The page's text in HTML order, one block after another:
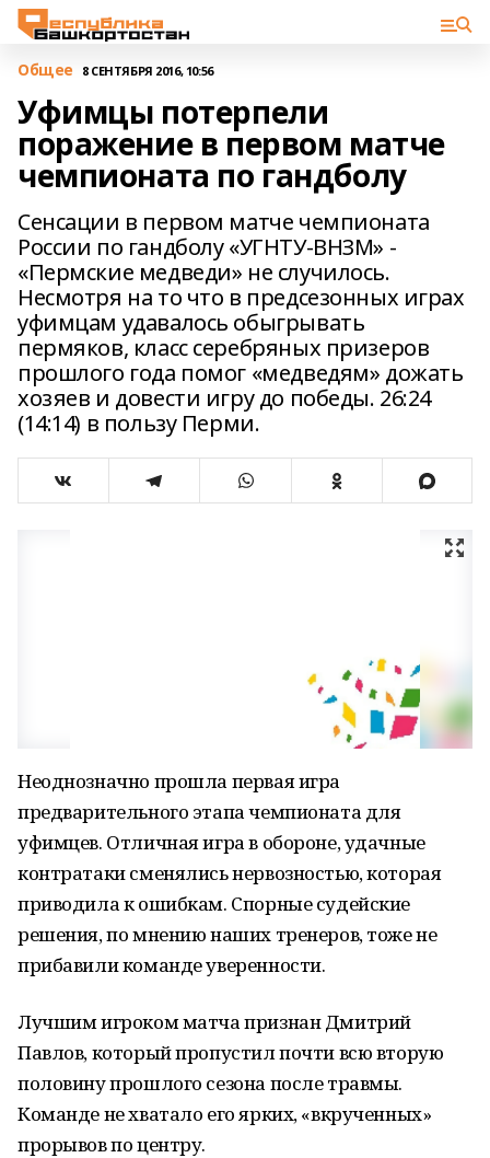
Общее 8 СЕНТЯБРЯ 2016, 10:56
Уфимцы потерпели
поражение в первом матче
чемпионата по гандболу
Сенсации в первом матче чемпионата
России по гандболу «УГНТУ-ВНЗМ» -
«Пермские медведи» не случилось.
Несмотря на то что в предсезонных играх
уфимцам удавалось обыгрывать
пермяков, класс серебряных призеров
прошлого года помог «медведям» дожать
хозяев и довести игру до победы. 26:24
(14:14) в пользу Перми.
Неоднозначно прошла первая игра
предварительного этапа чемпионата для
уфимцев. Отличная игра в обороне, удачные
контратаки сменялись нервозностью, которая
приводила к ошибкам. Спорные судейские
решения, по мнению наших тренеров, тоже не
прибавили команде уверенности.
Лучшим игроком матча признан Дмитрий
Павлов, который пропустил почти всю вторую
половину прошлого сезона после травмы.
Команде не хватало его ярких, «вкрученных»
прорывов по центру.